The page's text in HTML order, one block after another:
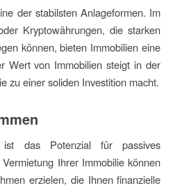
der stabilsten Anlageformen. Im
Kryptowährungen, die starken
können, bieten Immobilien eine
Wert von Immobilien steigt in der
zu einer soliden Investition macht.
das Potenzial für passives
Ihrer Immobilie können
erzielen, die Ihnen finanzielle